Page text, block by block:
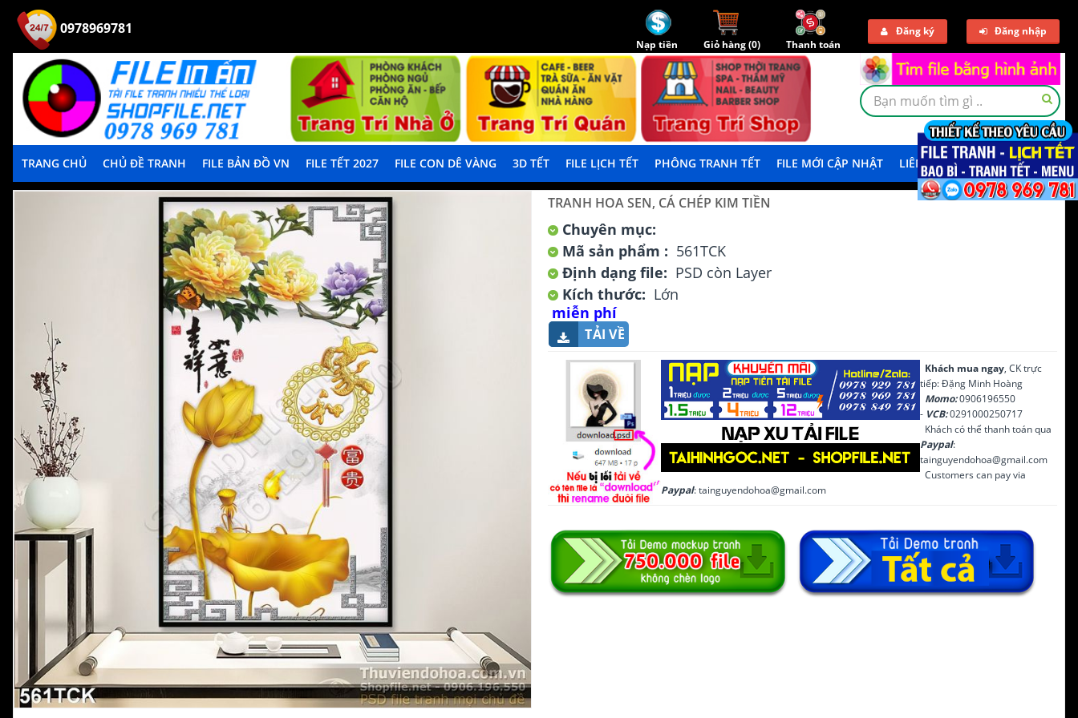
0978969781
Nạp tiền Giỏ hàng (0) Thanh toán
Đăng ký Đăng nhập
TRANG CHỦ CHỦ ĐỀ TRANH FILE BẢN ĐỒ VN FILE TẾT 2027 FILE CON DÊ VÀNG 3D TẾT FILE LỊCH TẾT PHÔNG TRANH TẾT FILE MỚI CẬP NHẬT LIÊN HỆ TẢI DEMO
TRANH HOA SEN, CÁ CHÉP KIM TIỀN
Chuyên mục:
Mã sản phẩm : 561TCK
Định dạng file: PSD còn Layer
Kích thước: Lớn
miễn phí
TẢI VỀ
Khách mua ngay, CK trực
tiếp: Đặng Minh Hoàng
Momo:0906196550
- VCB:0291000250717
Khách có thể thanh toán qua
Paypal:
tainguyendohoa@gmail.com
Customers can pay via
Paypal: tainguyendohoa@gmail.com